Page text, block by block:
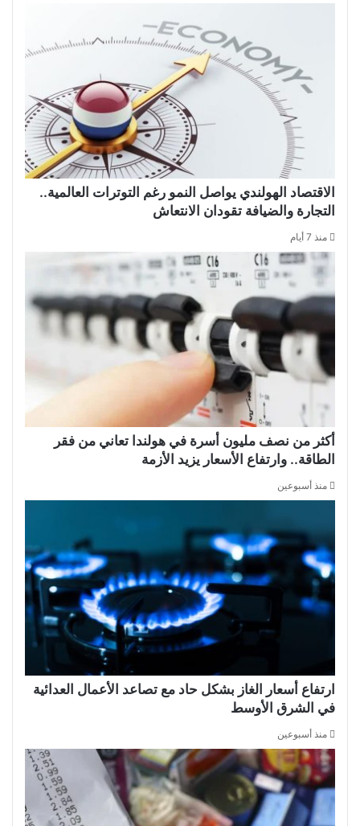
الاقتصاد الهولندي يواصل النمو رغم التوترات العالمية..
التجارة والضيافة تقودان الانتعاش
منذ 7 أيام
أكثر من نصف مليون أسرة في هولندا تعاني من فقر
الطاقة.. وارتفاع الأسعار يزيد الأزمة
منذ أسبوعين
ارتفاع أسعار الغاز بشكل حاد مع تصاعد الأعمال العدائية
في الشرق الأوسط
منذ أسبوعين